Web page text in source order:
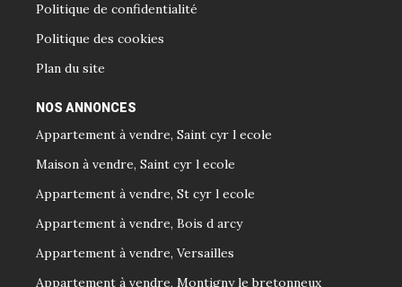
Politique de confidentialité
Politique des cookies
Plan du site
NOS ANNONCES
Appartement à vendre, Saint cyr l ecole
Maison à vendre, Saint cyr l ecole
Appartement à vendre, St cyr l ecole
Appartement à vendre, Bois d arcy
Appartement à vendre, Versailles
Appartement à vendre, Montigny le bretonneux